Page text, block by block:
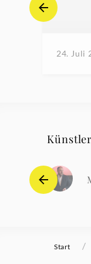
24. Juli
Start /